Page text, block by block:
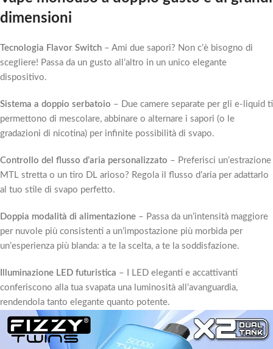
dimensioni
Tecnologia Flavor Switch – Ami due sapori? Non c’è bisogno di
scegliere! Passa da un gusto all’altro in un unico elegante
dispositivo.
Sistema a doppio serbatoio – Due camere separate per gli e-liquid ti
permettono di mescolare, abbinare o alternare i sapori (o le
gradazioni di nicotina) per infinite possibilità di svapo.
Controllo del flusso d’aria personalizzato – Preferisci un’estrazione
MTL stretta o un tiro DL arioso? Regola il flusso d’aria per adattarlo
al tuo stile di svapo perfetto.
Doppia modalità di alimentazione – Passa da un’intensità maggiore
per nuvole più consistenti a un’impostazione più morbida per
un’esperienza più blanda: a te la scelta, a te la soddisfazione.
Illuminazione LED futuristica – I LED eleganti e accattivanti
conferiscono alla tua svapata una luminosità all’avanguardia,
rendendola tanto elegante quanto potente.